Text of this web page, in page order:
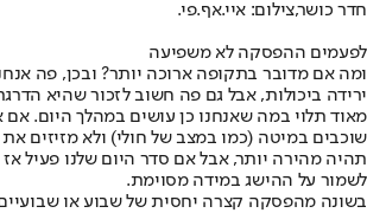
חדר כושר,צילום: איי.אף.פי.
לפעמים ההפסקה לא משפיעה
ומה אם מדובר בתקופה ארוכה יותר? ובכן, פה
ירידה ביכולות, אבל גם פה חשוב לזכור שהיא
מאוד תלוי במה שאנחנו כן עושים במהלך היום. אם
שוכבים במיטה (כמו במצב של חולי) ולא מזיזים
תהיה מהירה יותר, אבל אם סדר היום שלנו פעיל אז
לשמור על ההישג במידה מסוימת.
בשונה מהפסקה קצרה יחסית של שבוע או